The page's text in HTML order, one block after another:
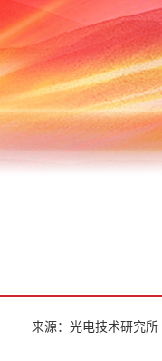
来源：光电技术研究所